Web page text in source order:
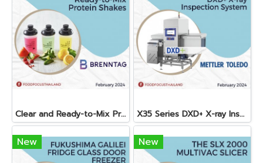
Clear and Ready-to-Mix Protein Shakes X35 Series DXD+ X-ray Inspection System
New New